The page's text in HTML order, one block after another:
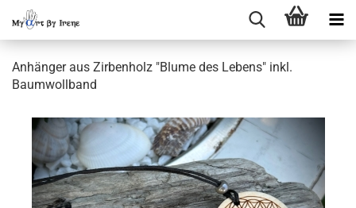
Anhänger aus Zirbenholz "Blume des Lebens" inkl.
Baumwollband